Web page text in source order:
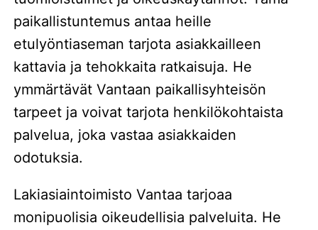
paikallistuntemus antaa heille
etulyöntiaseman tarjota asiakkailleen
kattavia ja tehokkaita ratkaisuja. He
ymmärtävät Vantaan paikallisyhteisön
tarpeet ja voivat tarjota henkilökohtaista
palvelua, joka vastaa asiakkaiden
odotuksia.
Lakiasiaintoimisto Vantaa tarjoaa
monipuolisia oikeudellisia palveluita. He